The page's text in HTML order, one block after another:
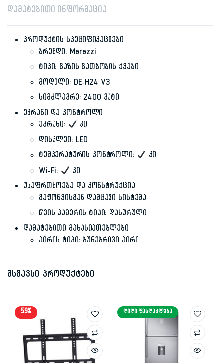
დამატებითი ინფორმაცია
პროდუქტის სპეციფიკაციები
ბრენდი: Marazzi
ტიპი: გაზის გათბობის ქვაბი
მოდელი: DE-H24 V3
სიმძლავრე: 2400 ვატი
ეკრანი და კონტროლი
ეკრანი:
კი
დისპლეი: LED
ტემპერატურის კონტროლი:
კი
Wi-Fi:
კი
უსაფრთხოება და კონსტრუქცია
გაჟონვისგან დამცავი სისტემა
წვის კამერის ტიპი: დახურული
დამატებითი მახასიათებლები
აირის ტიპი: ბუნებრივი აირი
მსგავსი პროდუქტები
59% ᲓᲘᲓᲘ ᲤᲐᲡᲓᲐᲙᲚᲔᲑᲐ